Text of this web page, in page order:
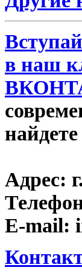
Вступай
в наш
Адрес:
E-mail: